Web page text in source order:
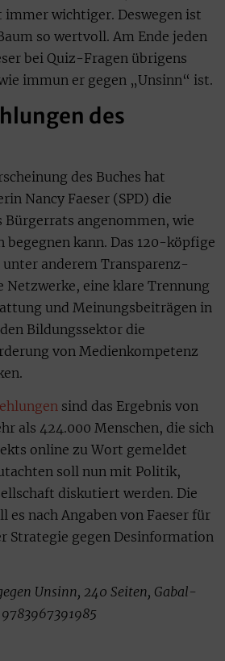
immer wichtiger. Deswegen ist
so wertvoll. Am Ende jeden
bei Quiz-Fragen übrigens
immun er gegen „Unsinn“ ist.
des
des Buches hat
Nancy Faeser (SPD) die
Bürgerrats angenommen, wie
kann. Das 120-köpfige
anderem Transparenz-
Netzwerke, eine klare Trennung
und Meinungsbeiträgen in
Bildungssektor die
von Medienkompetenz
sind das Ergebnis von
als 424.000 Menschen, die sich
online zu Wort gemeldet
soll nun mit Politik,
diskutiert werden. Die
es nach Angaben von Faeser für
Strategie gegen Desinformation
Unsinn, 240 Seiten, Gabal-